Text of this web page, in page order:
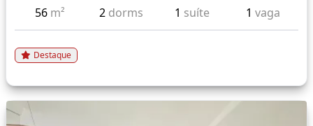
56 m² 2 dorms 1 suíte 1 vaga
Destaque